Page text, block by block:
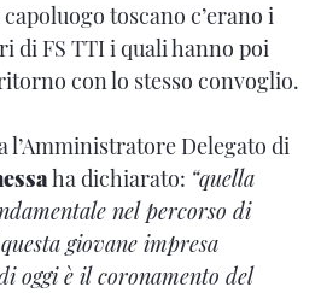
toscano c’erano i
di FS TTI i quali hanno poi
con lo stesso convoglio.
l’Amministratore Delegato di
ha dichiarato: “quella
nel percorso di
giovane impresa
oggi è il coronamento del